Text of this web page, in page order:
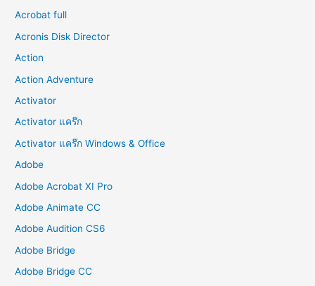
Acrobat full
Acronis Disk Director
Action
Action Adventure
Activator
Activator แคร๊ก
Activator แคร๊ก Windows & Office
Adobe
Adobe Acrobat XI Pro
Adobe Animate CC
Adobe Audition CS6
Adobe Bridge
Adobe Bridge CC